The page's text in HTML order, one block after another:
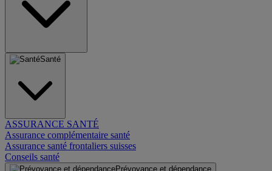
Santé
ASSURANCE SANTÉ
Assurance complémentaire santé
Assurance santé frontaliers suisses
Conseils santé
Prévoyance et dépendance